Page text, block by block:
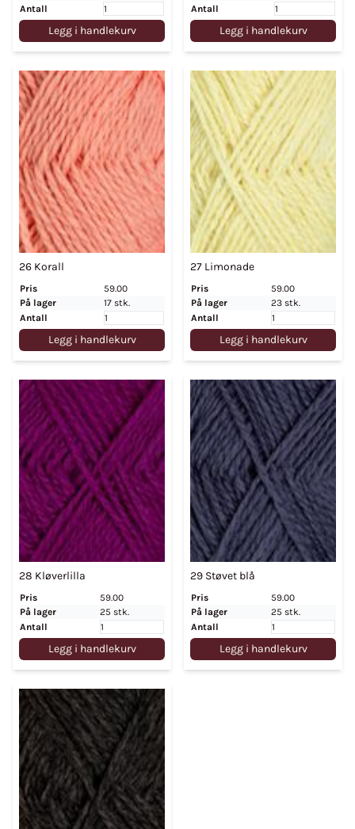
Antall
Legg i handlekurv
Antall
Legg i handlekurv
26 Korall
Pris
59.00
På lager
17 stk.
Antall
Legg i handlekurv
27 Limonade
Pris
59.00
På lager
23 stk.
Antall
Legg i handlekurv
28 Kløverlilla
Pris
59.00
På lager
25 stk.
Antall
Legg i handlekurv
29 Støvet blå
Pris
59.00
På lager
25 stk.
Antall
Legg i handlekurv